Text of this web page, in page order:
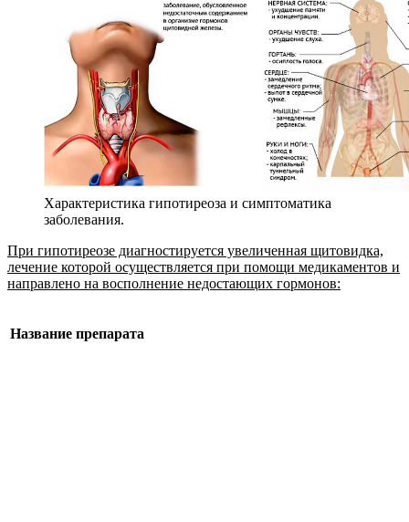
Характеристика гипотиреоза и симптоматика
заболевания.
При гипотиреозе диагностируется увеличенная щитовидка,
лечение которой осуществляется при помощи медикаментов и
направлено на восполнение недостающих гормонов:
Название препарата